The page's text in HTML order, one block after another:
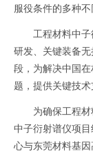
服役条件的多种不
工程材料中子
研发、关键装备
段，为解决中国
题，提供关键技术
为确保工程材
中子衍射谱仪项
心与东莞材料基